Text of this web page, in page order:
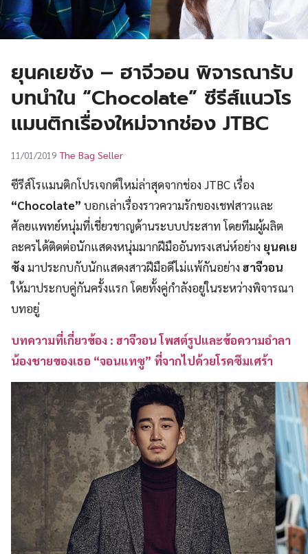
ยุนคเยซัง – ฮาจีวอน พิจารณารับ
บทนำใน “Chocolate” ซีรีส์แนวโร
แมนติกเรื่องใหม่จากช่อง JTBC
11/01/2019 The Bag Seller
ซีรีส์โรแมนติกโปรเจกต์ใหม่ล่าสุดจากช่อง JTBC เรื่อง
“Chocolate” บอกเล่าเรื่องราวความรักของเชฟสาวและ
ศัลยแพทย์หนุ่มที่เชี่ยวชาญด้านระบบประสาท โดยทีมผู้ผลิต
ละครได้ติดต่อนักแสดงหนุ่มมากฝีมืออันทรงเสน่ห์อย่าง ยุนคเย
ซังมาประกบกับนักแสดงสาวฝีมือดีไม่แพ้กันอย่างฮาจีวอน
ให้มาประกบคู่กันครั้งแรก โดยทั้งคู่กำลังอยู่ในระหว่างพิจารณา
บทอยู่
บทความที่เกี่ยวข้อง : ฮาจีวอน โพสต์รูปและข้อความอำลา
น้องชายของเธอ “จอนแทซู” ที่จากไปด้วยโรคซึมเศร้า